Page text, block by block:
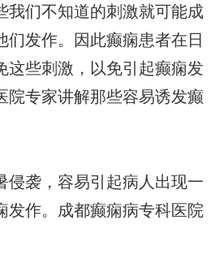
我们不知道的刺激就可能成
们发作。因此癫痫患者在日
这些刺激，以免引起癫痫发
院专家讲解那些容易诱发癫
侵袭，容易引起病人出现一
作。 成都癫痫病专科医院